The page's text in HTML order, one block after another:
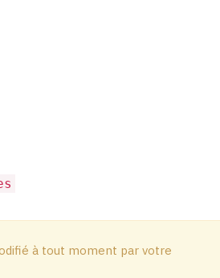
à tout moment par votre